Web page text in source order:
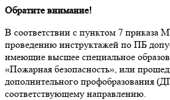
Обратите внимание!
В соответствии с пунктом 7 приказа
проведению инструктажей по ПБ
имеющие высшее специальное
«Пожарная безопасность», или
дополнительного профобразования
соответствующему направлению.